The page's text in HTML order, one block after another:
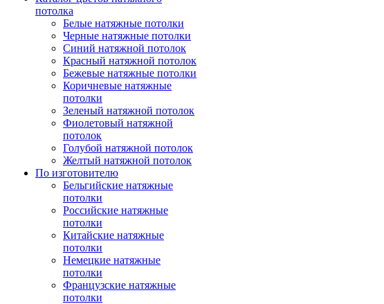
потолка
Белые натяжные потолки
Черные натяжные потолки
Синий натяжной потолок
Красный натяжной потолок
Бежевые натяжные потолки
Коричневые натяжные
потолки
Зеленый натяжной потолок
Фиолетовый натяжной
потолок
Голубой натяжной потолок
Желтый натяжной потолок
По изготовителю
Бельгийские натяжные
потолки
Российские натяжные
потолки
Китайские натяжные
потолки
Немецкие натяжные
потолки
Французские натяжные
потолки